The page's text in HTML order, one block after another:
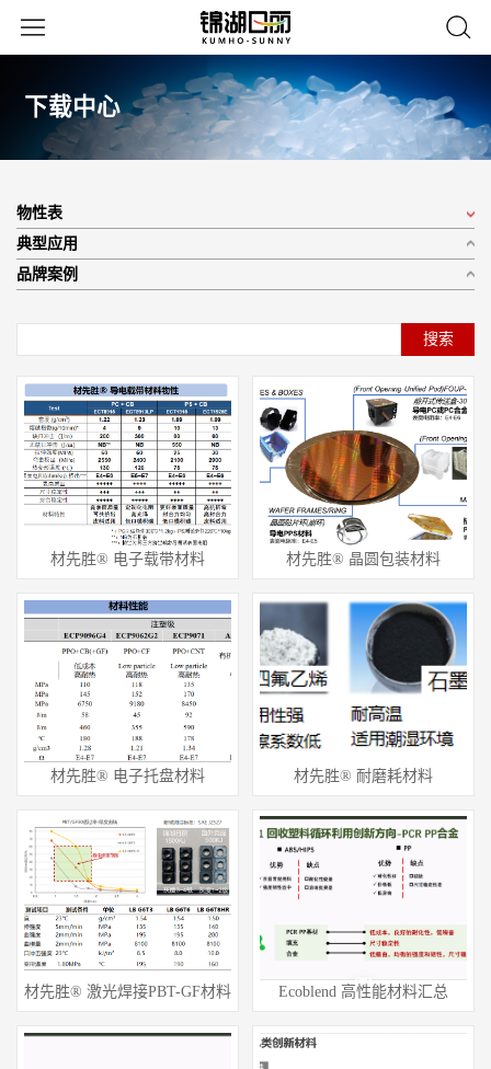
下载中心
物性表
典型应用
品牌案例
搜索
材先胜® 电子载带材料 材先胜® 晶圆包装材料
材先胜® 电子托盘材料 材先胜® 耐磨耗材料
材先胜® 激光焊接PBT-GF材料 Ecoblend 高性能材料汇总